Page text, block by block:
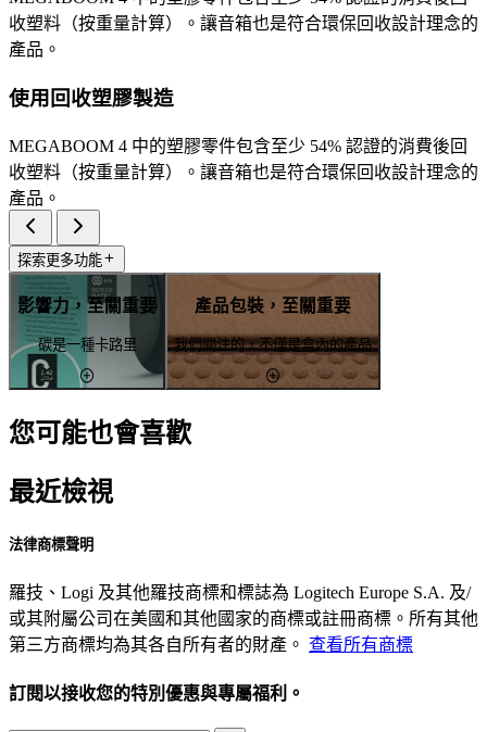
收塑料（按重量計算）。讓音箱也是符合環保回收設計理念的
產品。
使用回收塑膠製造
MEGABOOM 4 中的塑膠零件包含至少 54% 認證的消費後回
收塑料（按重量計算）。讓音箱也是符合環保回收設計理念的
產品。
探索更多功能
影響力，至關重要
碳是一種卡路里
產品包裝，至關重要
我們關注的，不僅是盒內的產品
您可能也會喜歡
最近檢視
法律商標聲明
羅技、Logi 及其他羅技商標和標誌為 Logitech Europe S.A. 及/
或其附屬公司在美國和其他國家的商標或註冊商標。所有其他
第三方商標均為其各自所有者的財產。 查看所有商標
訂閱以接收您的特別優惠與專屬福利。